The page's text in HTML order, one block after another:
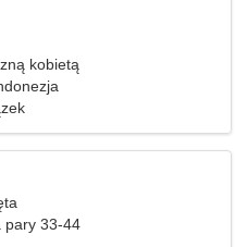
kobietą
pary 33-44